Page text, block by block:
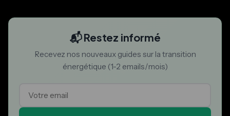
📬 Restez informé
Recevez nos nouveaux guides sur la transition
énergétique (1-2 emails/mois)